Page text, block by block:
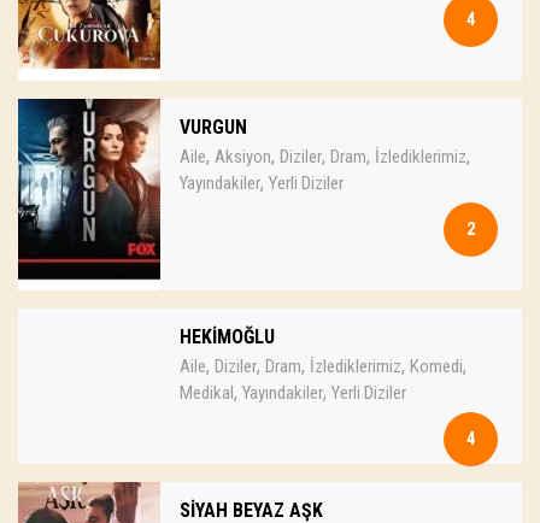
4
VURGUN
Aile, Aksiyon, Diziler, Dram, İzlediklerimiz,
Yayındakiler, Yerli Diziler
2
HEKİMOĞLU
Aile, Diziler, Dram, İzlediklerimiz, Komedi,
Medikal, Yayındakiler, Yerli Diziler
4
SİYAH BEYAZ AŞK